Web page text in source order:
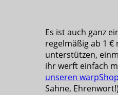
Es ist auch ganz
regelmäßig ab 1 €
unterstützen,
ihr werft einfach
unseren warpShop
Sahne, Ehrenwort!)